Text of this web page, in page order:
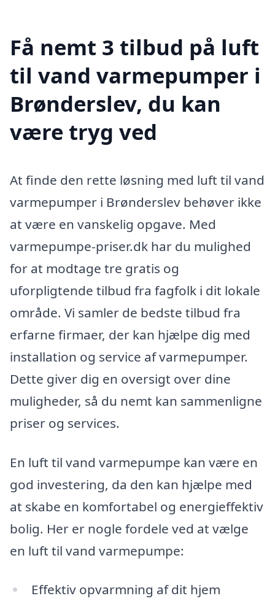
Få nemt 3 tilbud på luft
til vand varmepumper i
Brønderslev, du kan
være tryg ved
At finde den rette løsning med luft til vand
varmepumper i Brønderslev behøver ikke
at være en vanskelig opgave. Med
varmepumpe-priser.dk har du mulighed
for at modtage tre gratis og
uforpligtende tilbud fra fagfolk i dit lokale
område. Vi samler de bedste tilbud fra
erfarne firmaer, der kan hjælpe dig med
installation og service af varmepumper.
Dette giver dig en oversigt over dine
muligheder, så du nemt kan sammenligne
priser og services.
En luft til vand varmepumpe kan være en
god investering, da den kan hjælpe med
at skabe en komfortabel og energieffektiv
bolig. Her er nogle fordele ved at vælge
en luft til vand varmepumpe:
Effektiv opvarmning af dit hjem